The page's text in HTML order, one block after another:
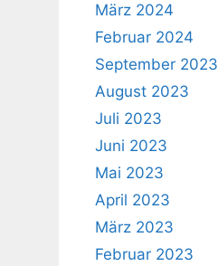
März 2024
Februar 2024
September 2023
August 2023
Juli 2023
Juni 2023
Mai 2023
April 2023
März 2023
Februar 2023